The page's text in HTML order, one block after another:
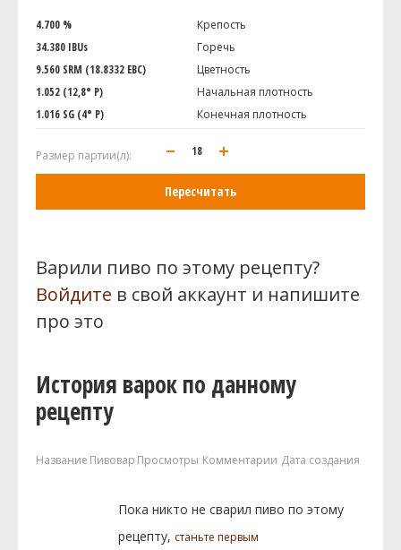
4.700 %
Крепость
34.380 IBUs
Горечь
9.560 SRM (18.8332 EBC)
Цветность
1.052 (12,8° P)
Начальная плотность
1.016 SG (4° P)
Конечная плотность
Размер партии(л):
Пересчитать
Варили пиво по этому рецепту?
Войдите в свой аккаунт и напишите
про это
История варок по данному
рецепту
Название Пивовар Просмотры Комментарии Дата создания
Пока никто не сварил пиво по этому
рецепту, станьте первым